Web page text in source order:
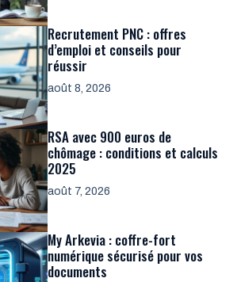
Recrutement PNC : offres
d’emploi et conseils pour
réussir
août 8, 2026
RSA avec 900 euros de
chômage : conditions et calculs
2025
août 7, 2026
My Arkevia : coffre-fort
numérique sécurisé pour vos
documents